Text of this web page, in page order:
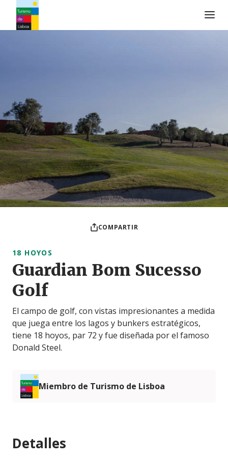
COMPARTIR
18 HOYOS
Guardian Bom Sucesso
Golf
El campo de golf, con vistas impresionantes a medida
que juega entre los lagos y bunkers estratégicos,
tiene 18 hoyos, par 72 y fue diseñada por el famoso
Donald Steel.
Miembro de Turismo de Lisboa
Detalles